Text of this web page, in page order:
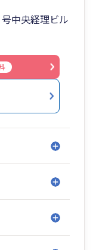
客様と長年
ト取引取込や
共有を通
WORKSや
ルを活用し、
ちろん、「経
対応可能で
中央経理ビル